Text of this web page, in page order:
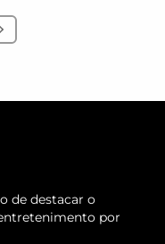
de destacar o
por